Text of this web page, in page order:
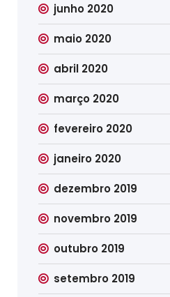
junho 2020
maio 2020
abril 2020
março 2020
fevereiro 2020
janeiro 2020
dezembro 2019
novembro 2019
outubro 2019
setembro 2019